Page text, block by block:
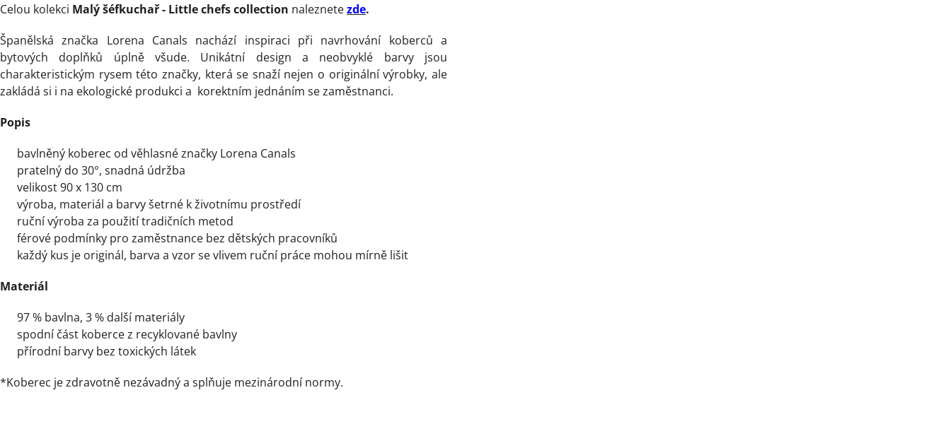
Celou kolekci Malý šéfkuchař - Little chefs collection naleznetezde.
Španělská značka Lorena Canals nachází inspiraci při navrhování koberců a
bytových doplňků úplně všude. Unikátní design a neobvyklé barvy jsou
charakteristickým rysem této značky, která se snaží nejen o originální výrobky, ale
zakládá si i na ekologické produkci a korektním jednáním se zaměstnanci.
Popis
bavlněný koberec od věhlasné značky Lorena Canals
pratelný do 30°, snadná údržba
velikost 90 x 130 cm
výroba, materiál a barvy šetrné k životnímu prostředí
ruční výroba za použití tradičních metod
férové podmínky pro zaměstnance bez dětských pracovníků
každý kus je originál, barva a vzor se vlivem ruční práce mohou mírně lišit
Materiál
97 % bavlna, 3 % další materiály
spodní část koberce z recyklované bavlny
přírodní barvy bez toxických látek
*Koberec je zdravotně nezávadný a splňuje mezinárodní normy.